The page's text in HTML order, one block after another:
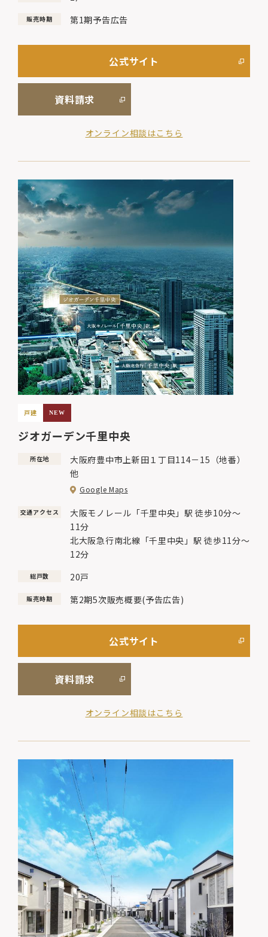
販売時期 第1期予告広告
公式サイト
資料請求
オンライン相談はこちら
戸建 NEW
ジオガーデン千里中央
所在地
大阪府豊中市上新田１丁目114－15（地番）
他
Google Maps
交通アクセス
大阪モノレール「千里中央」駅 徒歩10分～
11分
北大阪急行南北線「千里中央」駅 徒歩11分～
12分
総戸数 20戸
販売時期 第2期5次販売概要(予告広告)
公式サイト
資料請求
オンライン相談はこちら